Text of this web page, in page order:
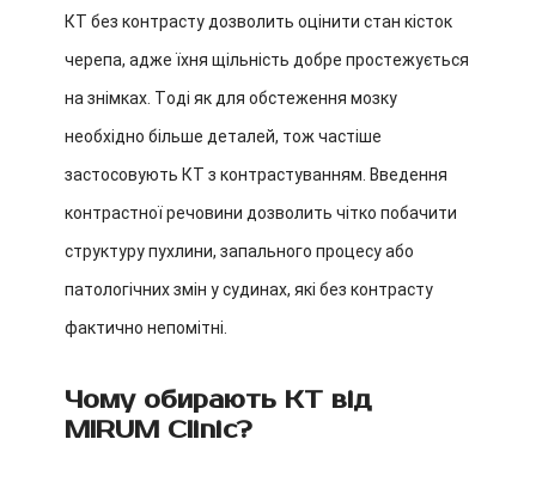
КТ без контрасту дозволить оцінити стан кісток
черепа, адже їхня щільність добре простежується
на знімках. Тоді як для обстеження мозку
необхідно більше деталей, тож частіше
застосовують КТ з контрастуванням. Введення
контрастної речовини дозволить чітко побачити
структуру пухлини, запального процесу або
патологічних змін у судинах, які без контрасту
фактично непомітні.
Чому обирають КТ від
MIRUM Clinic?